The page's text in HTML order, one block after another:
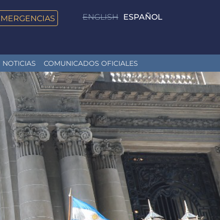
ENGLISH ESPAÑOL
NOTICIAS COMUNICADOS OFICIALES